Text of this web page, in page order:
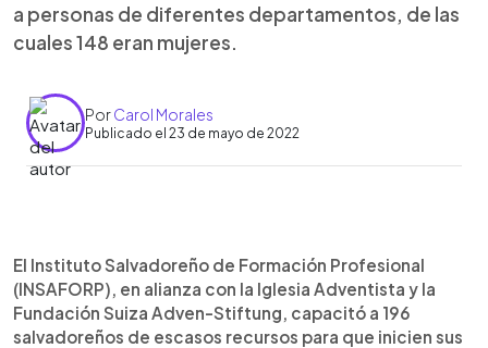
a personas de diferentes departamentos, de las
cuales 148 eran mujeres.
PorCarol Morales
Publicado el 23 de mayo de 2022
► Escuchar artículo
El Instituto Salvadoreño de Formación Profesional
(INSAFORP), en alianza con la Iglesia Adventista y la
Fundación Suiza Adven-Stiftung, capacitó a 196
salvadoreños de escasos recursos para que inicien sus